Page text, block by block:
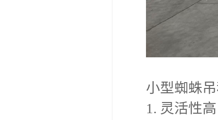
小型蜘蛛
1. 灵活性